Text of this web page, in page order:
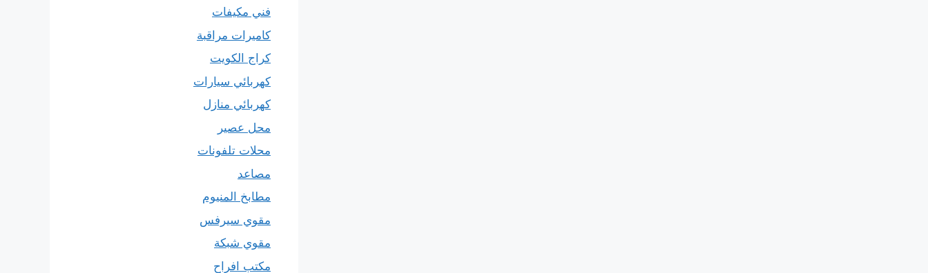
فني مكيفات
كاميرات مراقبة
كراج الكويت
كهربائي سيارات
كهربائي منازل
محل عصير
محلات تلفونات
مصاعد
مطابخ المنيوم
مقوي سيرفس
مقوي شبكة
مكتب افراح